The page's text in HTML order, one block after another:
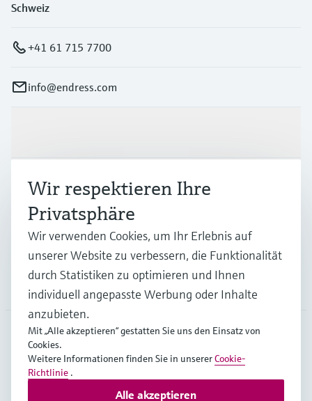
Schweiz
+41 61 715 7700
info@endress.com
Branchen
Support
GLB • Deutsch
Wir respektieren Ihre
Privatsphäre
Wir verwenden Cookies, um Ihr Erlebnis auf
unserer Website zu verbessern, die Funktionalität
durch Statistiken zu optimieren und Ihnen
individuell angepasste Werbung oder Inhalte
anzubieten.
Mit „Alle akzeptieren“ gestatten Sie uns den Einsatz von
Cookies.
Weitere Informationen finden Sie in unsererCookie-
Richtlinie .
Alle akzeptieren